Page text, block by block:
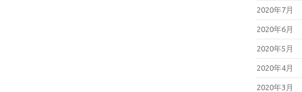
2020年7月
2020年6月
2020年5月
2020年4月
2020年3月